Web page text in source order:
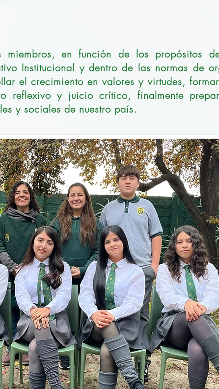
en función de los propósitos
Institucional y dentro de las normas de
el crecimiento en valores y virtudes,
reflexivo y juicio crítico, finalmente
y sociales de nuestro país.